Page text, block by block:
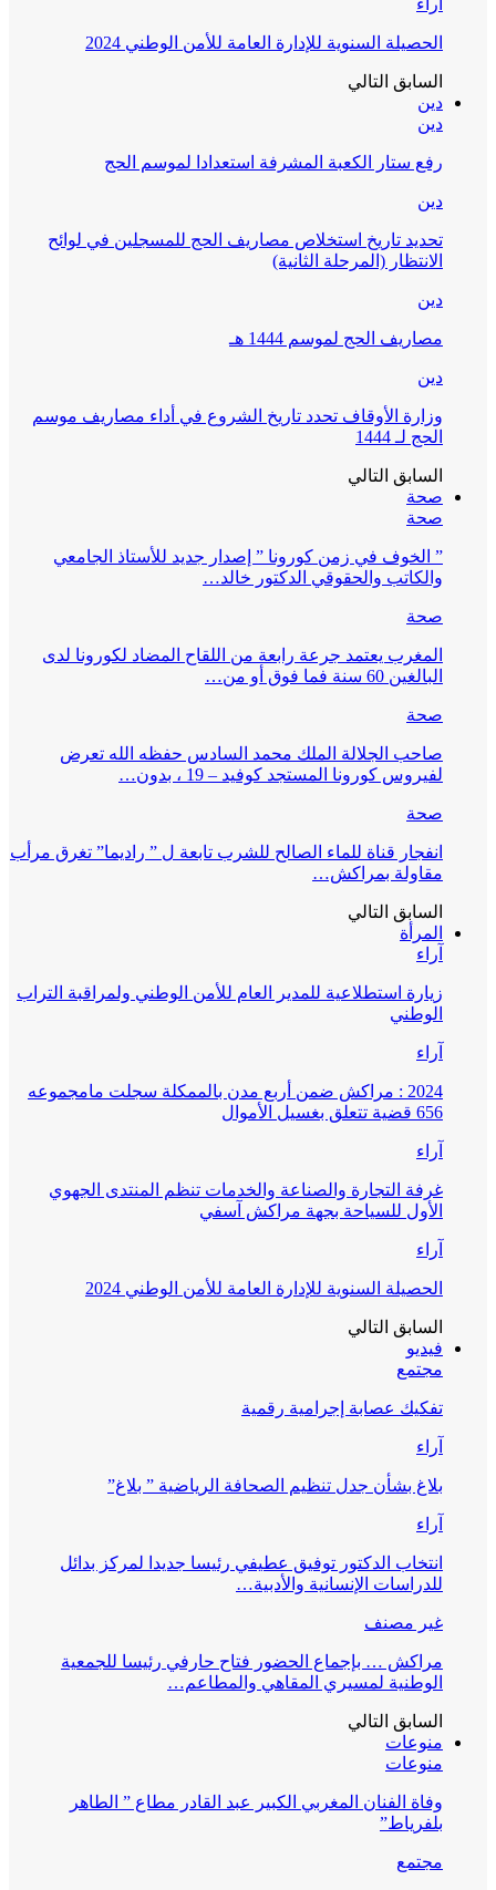
آراء
الحصيلة السنوية للإدارة العامة للأمن الوطني 2024
السابق التالي
دين
دين
رفع ستار الكعبة المشرفة استعدادا لموسم الحج
دين
تحديد تاريخ استخلاص مصاريف الحج للمسجلين في لوائح
الانتظار (المرحلة الثانية)
دين
مصاريف الحج لموسم 1444 هـ
دين
وزارة الأوقاف تحدد تاريخ الشروع في أداء مصاريف موسم
الحج لـ 1444
السابق التالي
صحة
صحة
” الخوف في زمن كورونا ” إصدار جديد للأستاذ الجامعي
والكاتب والحقوقي الدكتور خالد…
صحة
المغرب يعتمد جرعة رابعة من اللقاح المضاد لكورونا لدى
البالغين 60 سنة فما فوق أو من…
صحة
صاحب الجلالة الملك محمد السادس حفظه الله تعرض
لفيروس كورونا المستجد كوفيد – 19 ، بدون…
صحة
انفجار قناة للماء الصالح للشرب تابعة ل ” راديما” تغرق مرأب
مقاولة بمراكش…
السابق التالي
المرأة
آراء
زيارة استطلاعية للمدير العام للأمن الوطني ولمراقبة التراب
الوطني
آراء
2024 : مراكش ضمن أربع مدن بالممكلة سجلت مامجموعه
656 قضية تتعلق بغسيل الأموال
آراء
غرفة التجارة والصناعة والخدمات تنظم المنتدى الجهوي
الأول للسياحة بجهة مراكش آسفي
آراء
الحصيلة السنوية للإدارة العامة للأمن الوطني 2024
السابق التالي
فيديو
مجتمع
تفكيك عصابة إجرامية رقمية
آراء
بلاغ بشأن جدل تنظيم الصحافة الرياضية ” بلاغ”
آراء
انتخاب الدكتور توفيق عطيفي رئيسا جديدا لمركز بدائل
للدراسات الإنسانية والأدبية…
غير مصنف
مراكش … بإجماع الحضور فتاح حارفي رئيسا للجمعية
الوطنية لمسيري المقاهي والمطاعم…
السابق التالي
منوعات
منوعات
وفاة الفنان المغربي الكبير عبد القادر مطاع ” الطاهر
بلفرياط”
مجتمع